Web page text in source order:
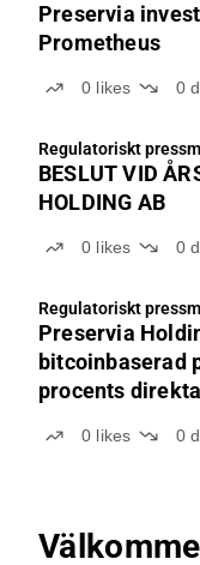
Preservia
Prometheus
0 likes 0
Regulatoriskt
BESLUT VID
HOLDING AB
0 likes 0
Regulatoriskt
Preservia
bitcoinbaserad
procents
0 likes 0